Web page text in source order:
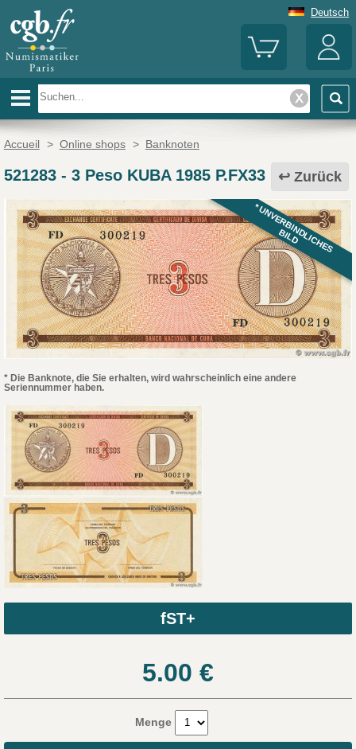
Deutsch
Accueil > Online shops > Banknoten
Zurück
521283- 3 Peso KUBA 1985 P.FX33
* UNVERBINDLICHES
BILD
* Die Banknote, die Sie erhalten, wird wahrscheinlich eine andere
Seriennummer haben.
fST+
5.00 €
Menge